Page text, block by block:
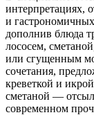
интерпретациях,
и
дополнив блюда
лососем,
или сгущенным
сочетания,
креветкой и
сметаной —
современном